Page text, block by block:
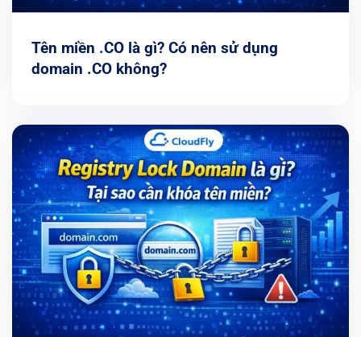
Tên miền .CO là gì? Có nên sử dụng
domain .CO không?